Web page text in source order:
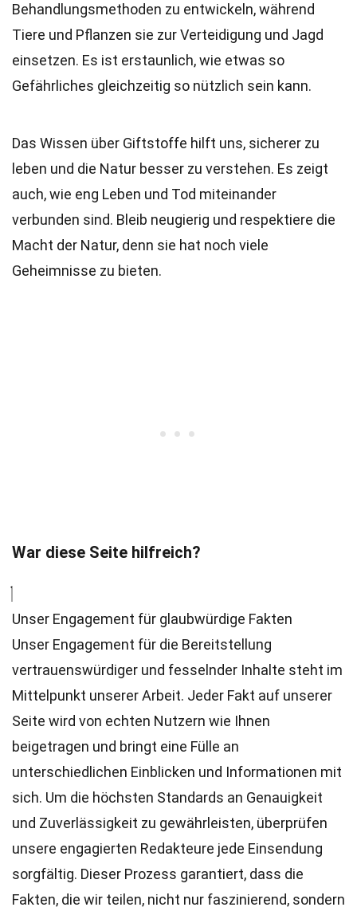
Behandlungsmethoden zu entwickeln, während
Tiere und Pflanzen sie zur Verteidigung und Jagd
einsetzen. Es ist erstaunlich, wie etwas so
Gefährliches gleichzeitig so nützlich sein kann.
Das Wissen über Giftstoffe hilft uns, sicherer zu
leben und die Natur besser zu verstehen. Es zeigt
auch, wie eng Leben und Tod miteinander
verbunden sind. Bleib neugierig und respektiere die
Macht der Natur, denn sie hat noch viele
Geheimnisse zu bieten.
War diese Seite hilfreich?
Unser Engagement für glaubwürdige Fakten
Unser Engagement für die Bereitstellung
vertrauenswürdiger und fesselnder Inhalte steht im
Mittelpunkt unserer Arbeit. Jeder Fakt auf unserer
Seite wird von echten Nutzern wie Ihnen
beigetragen und bringt eine Fülle an
unterschiedlichen Einblicken und Informationen mit
sich. Um die höchsten Standards an Genauigkeit
und Zuverlässigkeit zu gewährleisten, überprüfen
unsere engagierten Redakteure jede Einsendung
sorgfältig. Dieser Prozess garantiert, dass die
Fakten, die wir teilen, nicht nur faszinierend, sondern